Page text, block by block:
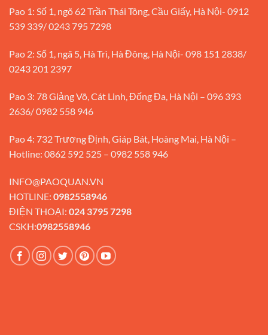
Pao 1: Số 1, ngõ 62 Trần Thái Tông, Cầu Giấy, Hà Nội- 0912
539 339/ 0243 795 7298
Pao 2: Số 1, ngã 5, Hà Trì, Hà Đông, Hà Nội- 098 151 2838/
0243 201 2397
Pao 3: 78 Giảng Võ, Cát Linh, Đống Đa, Hà Nội – 096 393
2636/ 0982 558 946
Pao 4: 732 Trương Định, Giáp Bát, Hoàng Mai, Hà Nội –
Hotline: 0862 592 525 – 0982 558 946
INFO@PAOQUAN.VN
HOTLINE: 0982558946
ĐIỆN THOẠI: 024 3795 7298
CSKH:0982558946